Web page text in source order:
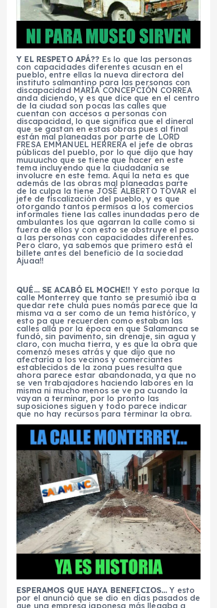
Y EL RESPETO APÁ?? Es lo que las personas
con capacidades diferentes acusan en el
pueblo, entre ellas la nueva directora del
instituto salmantino para las personas con
discapacidad MARÍA CONCEPCIÓN CORREA
anda diciendo, y es que dice que en el centro
de la ciudad son pocas las calles que
cuentan con accesos a personas con
discapacidad, lo que significa que el dineral
que se gastan en estas obras pues al final
están mal planeadas por parte de LORD
FRESA EMMANUEL HERRERA el jefe de obras
públicas del pueblo, por lo que dijo que hay
muuuucho que se tiene que hacer en este
tema incluyendo que la ciudadanía se
involucre en este tema. Aquí la neta es que
además de las obras mal planeadas parte
de la culpa la tiene JOSÉ ALBERTO TOVAR el
jefe de fiscalización del pueblo, y es que
otorgando tantos permisos a los comercios
informales tiene las calles inundadas pero de
ambulantes los que agarran la calle como si
fuera de ellos y con esto se obstruye el paso
a las personas con capacidades diferentes.
Pero claro, ya sabemos que primero está el
billete antes del beneficio de la sociedad
Ajuaa!!
QUÉ… SE ACABÓ EL MOCHE!! Y esto porque la
calle Monterrey que tanto se presumió iba a
quedar rete chula pues nomás parece que la
misma va a ser como de un tema histórico, y
esto pa que recuerden como estaban las
calles allá por la época en que Salamanca se
fundó, sin pavimento, sin drenaje, sin agua y
claro, con mucha tierra, y es que la obra que
comenzó meses atrás y que dijo que no
afectaría a los vecinos y comerciantes
establecidos de la zona pues resulta que
ahora parece estar abandonada, ya que no
se ven trabajadores haciendo labores en la
misma ni mucho menos se ve pa cuando la
vayan a terminar, por lo pronto las
suposiciones siguen y todo parece indicar
que no hay recursos para terminar la obra.
ESPERAMOS QUE HAYA BENEFICIOS…Y esto
por el anunció que se dio en días pasados de
que una empresa japonesa más llegaba a